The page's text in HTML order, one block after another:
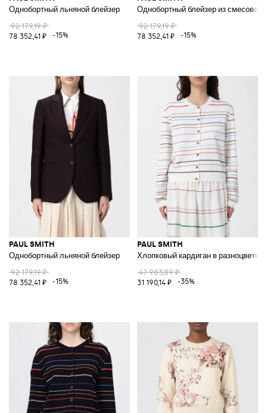
Однобортный льняной блейзер
92 179,19 ₽
78 352,41 ₽
-15%
Однобортный блейзер из смесового
92 179,19 ₽
78 352,41 ₽
-15%
PAUL SMITH
Однобортный льняной блейзер
92 179,19 ₽
78 352,41 ₽
-15%
PAUL SMITH
Хлопковый кардиган в
47 983,89 ₽
31 190,14 ₽
-35%